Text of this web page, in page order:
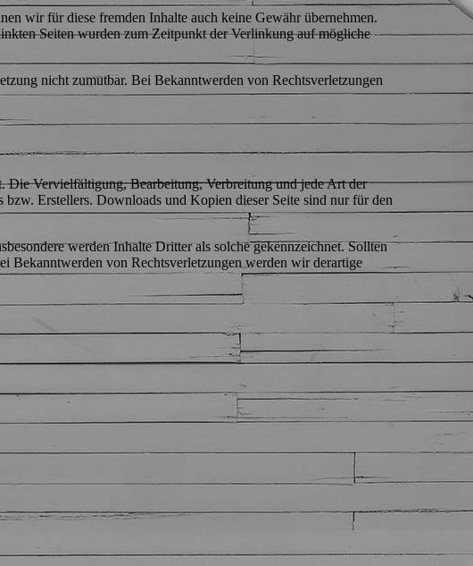
wir für diese fremden Inhalte auch keine Gewähr übernehmen.
Seiten wurden zum Zeitpunkt der Verlinkung auf mögliche
nicht zumutbar. Bei Bekanntwerden von Rechtsverletzungen
Die Vervielfältigung, Bearbeitung, Verbreitung und jede Art der
Erstellers. Downloads und Kopien dieser Seite sind nur für den
werden Inhalte Dritter als solche gekennzeichnet. Sollten
Bekanntwerden von Rechtsverletzungen werden wir derartige